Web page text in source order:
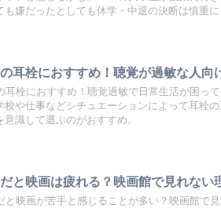
も嫌だったとしても休学・中退の決断は慎重に
耳栓におすすめ！聴覚が過敏な人向
耳栓におすすめ！聴覚過敏で日常生活が困っ
校や仕事などシチュエーションによって耳栓
意識して選ぶのがおすすめ。
と映画は疲れる？映画館で見れない
と映画が苦手と感じることが多い？映画館で